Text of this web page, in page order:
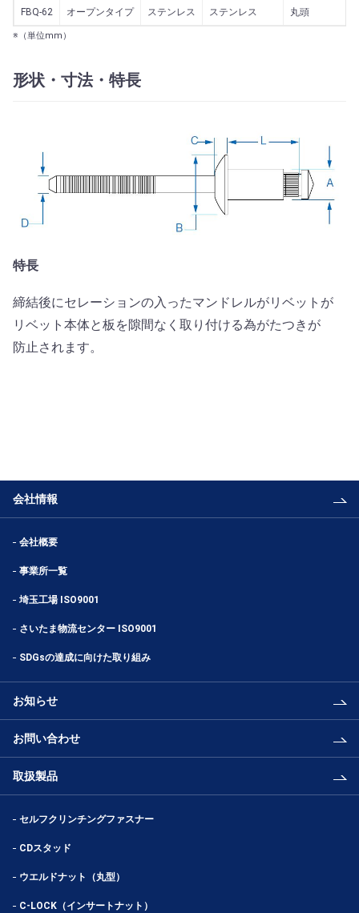
FBQ-62 オープンタイプ ステンレス ステンレス 丸頭
※（単位mm）
形状・寸法・特長
特長
締結後にセレーションの入ったマンドレルがリベットが
リベット本体と板を隙間なく取り付ける為がたつきが
防止されます。
会社情報
会社概要
事業所一覧
埼玉工場 ISO9001
さいたま物流センター ISO9001
SDGsの達成に向けた取り組み
お知らせ
お問い合わせ
取扱製品
セルフクリンチングファスナー
CDスタッド
ウエルドナット（丸型）
C-LOCK（インサートナット）